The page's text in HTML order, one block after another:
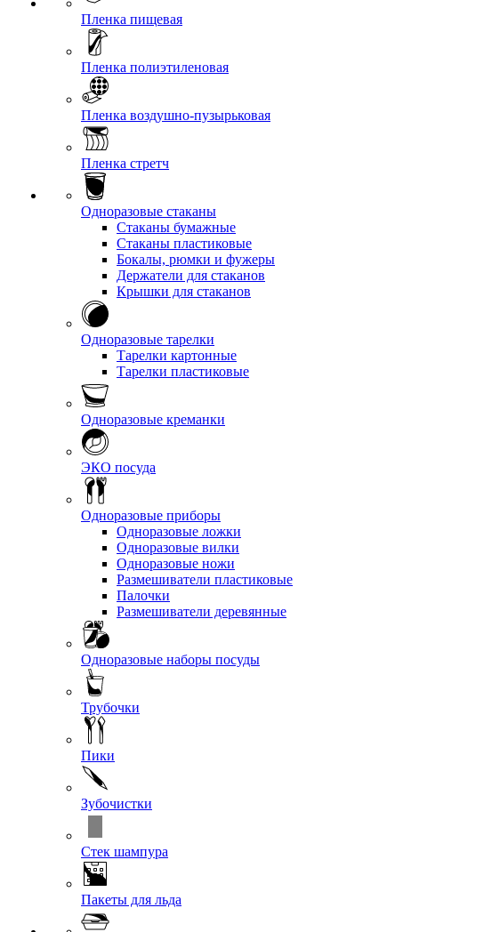
Пленка пищевая
Пленка полиэтиленовая
Пленка воздушно-пузырьковая
Пленка стретч
Одноразовые стаканы
Стаканы бумажные
Стаканы пластиковые
Бокалы, рюмки и фужеры
Держатели для стаканов
Крышки для стаканов
Одноразовые тарелки
Тарелки картонные
Тарелки пластиковые
Одноразовые креманки
ЭКО посуда
Одноразовые приборы
Одноразовые ложки
Одноразовые вилки
Одноразовые ножи
Размешиватели пластиковые
Палочки
Размешиватели деревянные
Одноразовые наборы посуды
Трубочки
Пики
Зубочистки
Стек шампура
Пакеты для льда